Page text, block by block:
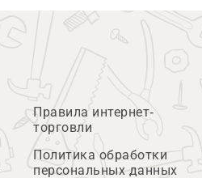
Правила интернет-
торговли
Политика обработки
персональных данных